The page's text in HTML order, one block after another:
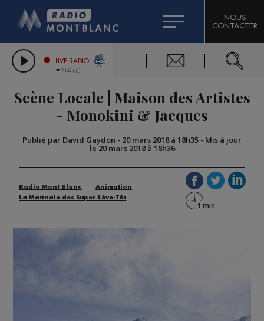
LES CHRONIQUES DE L'EXPERT
CITIZEN MACHINERY
GRAND MASSIF DOMAINES SKIABLES
BIGARD
COMPAGNIE DU MONT-BLANC
NOUS
CONTACTER
LIVE RADIO
94.60
Scène Locale | Maison des Artistes
- Monokini & Jacques
Publié par David Gaydon - 20 mars 2018 à 18h35 - Mis à jour
le 20 mars 2018 à 18h36
Radio Mont Blanc
Animation
La Matinale des Super Lève-Tôt